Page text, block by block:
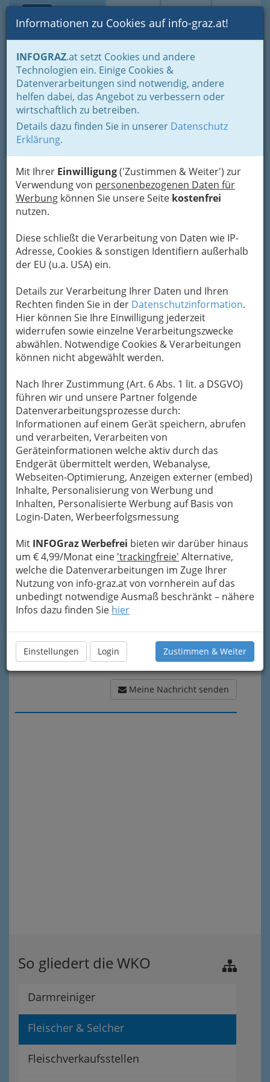
Suche Login Toggle
Informationen zu Cookies auf info-graz.at!
INFOGRAZ.at setzt Cookies und andere
Technologien ein. Einige Cookies &
Datenverarbeitungen sind notwendig, andere
helfen dabei, das Angebot zu verbessern oder
wirtschaftlich zu betreiben.
Details dazu finden Sie in unserer Datenschutz
Erklärung.
Mit Ihrer Einwilligung('Zustimmen & Weiter') zur
Verwendung von personenbezogenen Daten für
Werbung können Sie unsere Seite kostenfrei
nutzen.
Diese schließt die Verarbeitung von Daten wie IP-
Adresse, Cookies & sonstigen Identifiern außerhalb
der EU (u.a. USA) ein.
Details zur Verarbeitung Ihrer Daten und Ihren
Rechten finden Sie in der Datenschutzinformation.
Hier können Sie Ihre Einwilligung jederzeit
widerrufen sowie einzelne Verarbeitungszwecke
abwählen. Notwendige Cookies & Verarbeitungen
können nicht abgewählt werden.
Nach Ihrer Zustimmung (Art. 6 Abs. 1 lit. a DSGVO)
führen wir und unsere Partner folgende
Datenverarbeitungsprozesse durch:
Informationen auf einem Gerät speichern, abrufen
und verarbeiten, Verarbeiten von
Geräteinformationen welche aktiv durch das
Endgerät übermittelt werden, Webanalyse,
Webseiten-Optimierung, Anzeigen externer (embed)
Inhalte, Personalisierung von Werbung und
Inhalten, Personalisierte Werbung auf Basis von
Login-Daten, Werbeerfolgsmessung
Mit INFOGraz Werbefrei bieten wir darüber hinaus
um € 4,99/Monat eine 'trackingfreie' Alternative,
welche die Datenverarbeitungen im Zuge Ihrer
Nutzung von info-graz.at von vornherein auf das
unbedingt notwendige Ausmaß beschränkt – nähere
Infos dazu finden Sie hier
Einstellungen Login Zustimmen & Weiter
Home Branchen
Gewerbe, Handwerk, Banken
Gewerbe & Handwerk, Gliederung der WKO
Fleischer
Fleischer & Selcher
Billa Aktiengesellschaft
Karlauerstraße 71, 8020 Graz
+43 3466 43760
+43 2236 600 6890
Karte
Adresse mit Google Maps anschauen
Kontaktaufnahme
Um die Info-Graz Firmenvor Spam-Mails zu
bewahren, verwenden wir an dieser Stelle zur
Übermittlung Ihrer Nachricht ein sicheres
Formular. Ihre Nachricht wird nach dem
Absenden umgehend per Mail an das
Unternehmen Billa Aktiengesellschaft
weitergeleitet.
Mein Name
Meine Email Adresse
Mein Betreff
Meine Nachricht
Meine Nachricht senden
So gliedert die WKO
Darmreiniger
Fleischer & Selcher
Fleischverkaufsstellen